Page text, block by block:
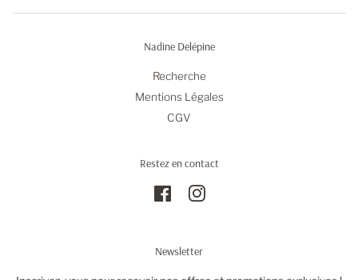
Nadine Delépine
Recherche
Mentions Légales
CGV
Restez en contact
FacebookInstagram
Newsletter